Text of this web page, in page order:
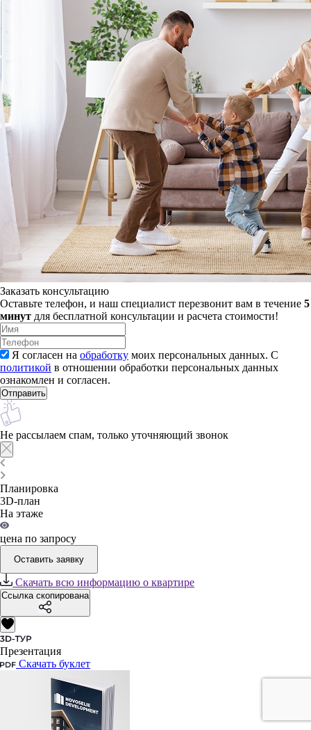
Заказать консультацию
Оставьте телефон, и наш специалист перезвонит вам в течение 5
минут для бесплатной консультации и расчета стоимости!
Я согласен на обработку моих персональных данных. С
политикой в отношении обработки персональных данных
ознакомлен и согласен.
Не рассылаем спам, только уточняющий звонок
Планировка
3D-план
На этаже
цена по запросу
Оставить заявку
Скачать всю информацию о квартире
Ссылка скопирована
Презентация
Скачать буклет